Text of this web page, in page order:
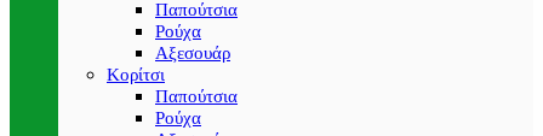
Παπούτσια
Ρούχα
Αξεσουάρ
Κορίτσι
Παπούτσια
Ρούχα